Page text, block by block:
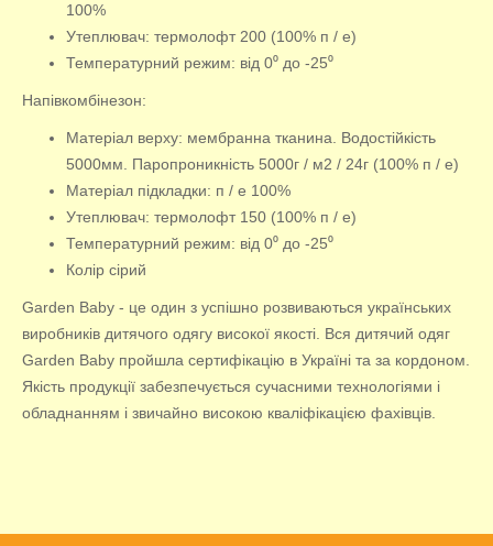
100%
Утеплювач: термолофт 200 (100% п / е)
Температурний режим: від 0⁰ до -25⁰
Напівкомбінезон:
Матеріал верху: мембранна тканина. Водостійкість
5000мм. Паропроникність 5000г / м2 / 24г (100% п / е)
Матеріал підкладки: п / е 100%
Утеплювач: термолофт 150 (100% п / е)
Температурний режим: від 0⁰ до -25⁰
Колір сірий
Garden Baby - це один з успішно розвиваються українських
виробників дитячого одягу високої якості. Вся дитячий одяг
Garden Baby пройшла сертифікацію в Україні та за кордоном.
Якість продукції забезпечується сучасними технологіями і
обладнанням і звичайно високою кваліфікацією фахівців.